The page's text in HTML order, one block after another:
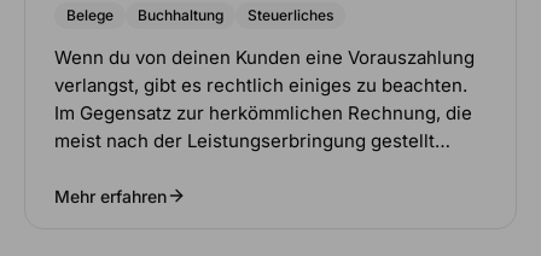
Belege Buchhaltung Steuerliches
Wenn du von deinen Kunden eine Vorauszahlung
verlangst, gibt es rechtlich einiges zu beachten.
Im Gegensatz zur herkömmlichen Rechnung, die
meist nach der Leistungserbringung gestellt…
Mehr erfahren